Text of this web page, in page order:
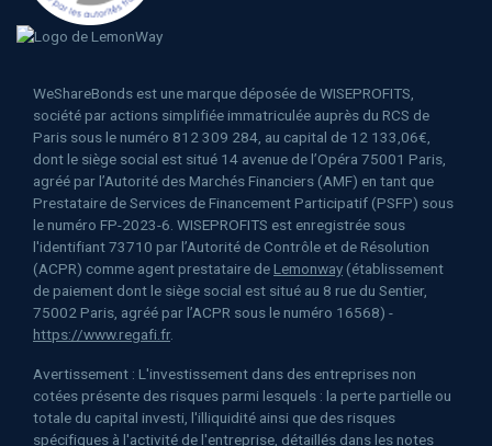
WeShareBonds est une marque déposée de WISEPROFITS,
société par actions simplifiée immatriculée auprès du RCS de
Paris sous le numéro 812 309 284, au capital de 12 133,06€,
dont le siège social est situé 14 avenue de l’Opéra 75001 Paris,
agréé par l’Autorité des Marchés Financiers (AMF) en tant que
Prestataire de Services de Financement Participatif (PSFP) sous
le numéro FP-2023-6. WISEPROFITS est enregistrée sous
l'identifiant 73710 par l’Autorité de Contrôle et de Résolution
(ACPR) comme agent prestataire de Lemonway (établissement
de paiement dont le siège social est situé au 8 rue du Sentier,
75002 Paris, agréé par l’ACPR sous le numéro 16568) -
https://www.regafi.fr.
Avertissement : L'investissement dans des entreprises non
cotées présente des risques parmi lesquels : la perte partielle ou
totale du capital investi, l'illiquidité ainsi que des risques
spécifiques à l'activité de l'entreprise, détaillés dans les notes